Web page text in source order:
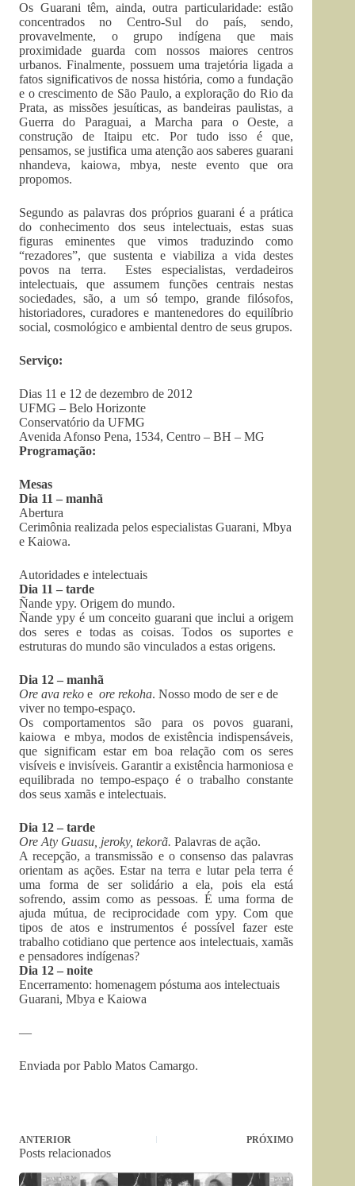
Os Guarani têm, ainda, outra particularidade: estão
concentrados no Centro-Sul do país, sendo,
provavelmente, o grupo indígena que mais
proximidade guarda com nossos maiores centros
urbanos. Finalmente, possuem uma trajetória ligada a
fatos significativos de nossa história, como a fundação
e o crescimento de São Paulo, a exploração do Rio da
Prata, as missões jesuíticas, as bandeiras paulistas, a
Guerra do Paraguai, a Marcha para o Oeste, a
construção de Itaipu etc. Por tudo isso é que,
pensamos, se justifica uma atenção aos saberes guarani
nhandeva, kaiowa, mbya, neste evento que ora
propomos.
Segundo as palavras dos próprios guarani é a prática
do conhecimento dos seus intelectuais, estas suas
figuras eminentes que vimos traduzindo como
“rezadores”, que sustenta e viabiliza a vida destes
povos na terra. Estes especialistas, verdadeiros
intelectuais, que assumem funções centrais nestas
sociedades, são, a um só tempo, grande filósofos,
historiadores, curadores e mantenedores do equilíbrio
social, cosmológico e ambiental dentro de seus grupos.
Serviço:
Dias 11 e 12 de dezembro de 2012
UFMG – Belo Horizonte
Conservatório da UFMG
Avenida Afonso Pena, 1534, Centro – BH – MG
Programação:
Mesas
Dia 11 – manhã
Abertura
Cerimônia realizada pelos especialistas Guarani, Mbya
e Kaiowa.
Autoridades e intelectuais
Dia 11 – tarde
Ñande ypy. Origem do mundo.
Ñande ypy é um conceito guarani que inclui a origem
dos seres e todas as coisas. Todos os suportes e
estruturas do mundo são vinculados a estas origens.
Dia 12 – manhã
Ore ava reko e ore rekoha. Nosso modo de ser e de
viver no tempo-espaço.
Os comportamentos são para os povos guarani,
kaiowa e mbya, modos de existência indispensáveis,
que significam estar em boa relação com os seres
visíveis e invisíveis. Garantir a existência harmoniosa e
equilibrada no tempo-espaço é o trabalho constante
dos seus xamãs e intelectuais.
Dia 12 – tarde
Ore Aty Guasu, jeroky, tekorã. Palavras de ação.
A recepção, a transmissão e o consenso das palavras
orientam as ações. Estar na terra e lutar pela terra é
uma forma de ser solidário a ela, pois ela está
sofrendo, assim como as pessoas. É uma forma de
ajuda mútua, de reciprocidade com ypy. Com que
tipos de atos e instrumentos é possível fazer este
trabalho cotidiano que pertence aos intelectuais, xamãs
e pensadores indígenas?
Dia 12 – noite
Encerramento: homenagem póstuma aos intelectuais
Guarani, Mbya e Kaiowa
—
Enviada por Pablo Matos Camargo.
ANTERIOR PRÓXIMO
Posts relacionados